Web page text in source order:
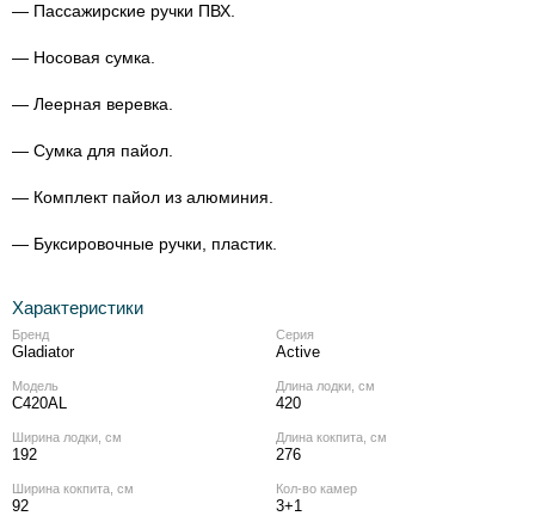
— Пассажирские ручки ПВХ.
— Носовая сумка.
— Леерная веревка.
— Сумка для пайол.
— Комплект пайол из алюминия.
— Буксировочные ручки, пластик.
Характеристики
Бренд
Gladiator
Серия
Active
Модель
C420AL
Длина лодки, см
420
Ширина лодки, см
192
Длина кокпита, см
276
Ширина кокпита, см
92
Кол‑во камер
3+1